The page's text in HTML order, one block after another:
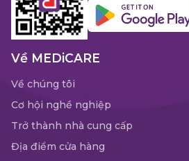
Về MEDiCARE
Về chúng tôi
Cơ hội nghề nghiệp
Trở thành nhà cung cấp
Địa điểm cửa hàng